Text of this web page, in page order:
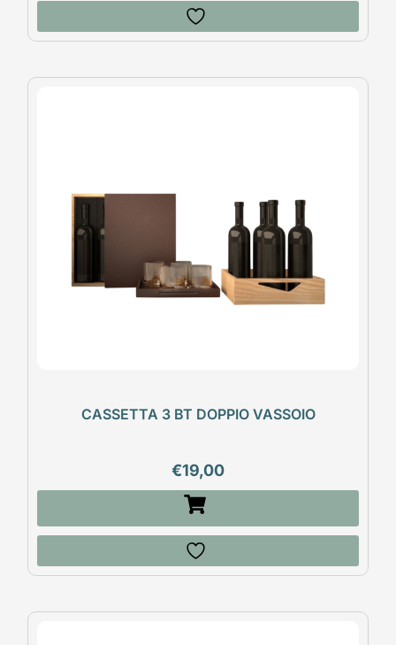
CASSETTA 3 BT DOPPIO VASSOIO
€19,00